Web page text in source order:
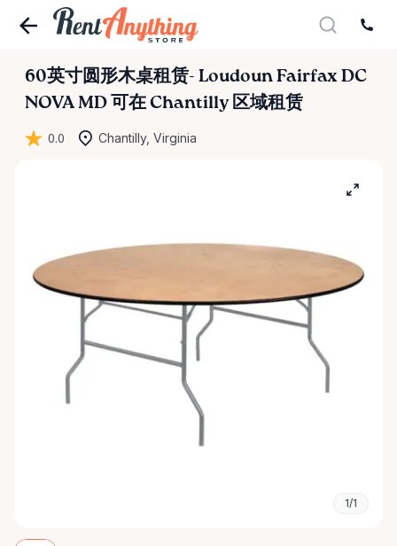
60英寸圆形木桌租赁- Loudoun Fairfax DC
NOVA MD 可在 Chantilly 区域租赁
0.0 Chantilly, Virginia
1/1